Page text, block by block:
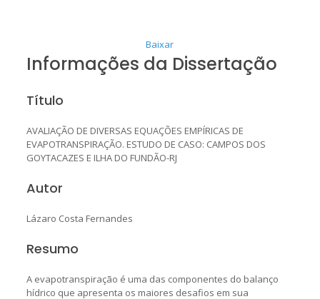
Baixar
Informações da Dissertação
Título
AVALIAÇÃO DE DIVERSAS EQUAÇÕES EMPÍRICAS DE
EVAPOTRANSPIRAÇÃO. ESTUDO DE CASO: CAMPOS DOS
GOYTACAZES E ILHA DO FUNDÃO-RJ
Autor
Lázaro Costa Fernandes
Resumo
A evapotranspiração é uma das componentes do balanço
hídrico que apresenta os maiores desafios em sua